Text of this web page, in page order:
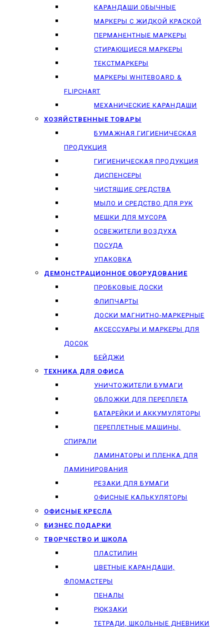
КАРАНДАШИ ОБЫЧНЫЕ
МАРКЕРЫ C ЖИДКОЙ КРАСКОЙ
ПЕРМАНЕНТНЫЕ МАРКЕРЫ
СТИРАЮЩИЕСЯ МАРКЕРЫ
ТЕКСТМАРКЕРЫ
МАРКЕРЫ WHITEBOARD &
FLIPCHART
МЕХАНИЧЕСКИЕ КАРАНДАШИ
ХОЗЯЙСТВЕННЫЕ ТОВАРЫ
БУМАЖНАЯ ГИГИЕНИЧЕСКАЯ
ПРОДУКЦИЯ
ГИГИЕНИЧЕСКАЯ ПРОДУКЦИЯ
ДИСПЕНСЕРЫ
ЧИСТЯЩИЕ СРЕДСТВА
МЫЛО И СРЕДСТВО ДЛЯ РУК
МЕШКИ ДЛЯ МУСОРА
ОСВЕЖИТЕЛИ ВОЗДУХА
ПОСУДА
УПАКОВКА
ДЕМОНСТРАЦИОННОЕ ОБОРУДОВАНИЕ
ПРОБКОВЫЕ ДОСКИ
ФЛИПЧАРТЫ
ДОСКИ МАГНИТНО-МАРКЕРНЫЕ
АКСЕССУАРЫ И МАРКЕРЫ ДЛЯ
ДОСОК
БЕЙДЖИ
ТЕХНИКА ДЛЯ ОФИСА
УНИЧТОЖИТЕЛИ БУМАГИ
ОБЛОЖКИ ДЛЯ ПЕРЕПЛЕТА
БАТАРЕЙКИ И АККУМУЛЯТОРЫ
ПЕРЕПЛЕТНЫЕ МАШИНЫ,
СПИРАЛИ
ЛАМИНАТОРЫ И ПЛЕНКА ДЛЯ
ЛАМИНИРОВАНИЯ
РЕЗАКИ ДЛЯ БУМАГИ
ОФИСНЫЕ КАЛЬКУЛЯТОРЫ
ОФИСНЫЕ КРЕСЛА
БИЗНЕС ПОДАРКИ
ТВОРЧЕСТВО И ШКОЛА
ПЛАСТИЛИН
ЦВЕТНЫЕ КАРАНДАШИ,
ФЛОМАСТЕРЫ
ПЕНАЛЫ
РЮКЗАКИ
ТЕТРАДИ, ШКОЛЬНЫЕ ДНЕВНИКИ